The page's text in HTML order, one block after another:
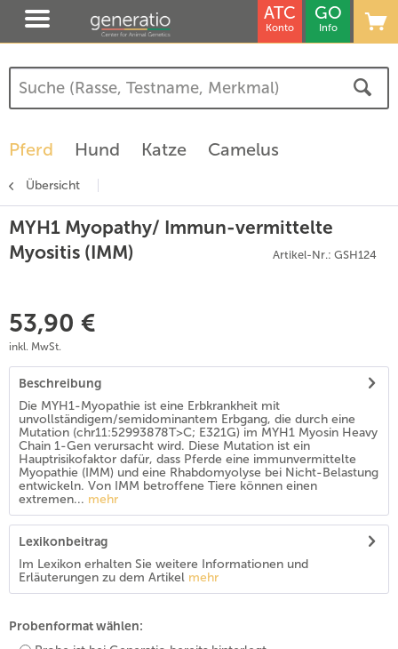
ATC
Konto
GO
Info
Pferd Hund Katze Camelus
Übersicht
MYH1 Myopathy/ Immun-vermittelte
Myositis (IMM)
Artikel-Nr.: GSH124
53,90 €
inkl. MwSt.
Beschreibung
Die MYH1-Myopathie ist eine Erbkrankheit mit
unvollständigem/semidominantem Erbgang, die durch eine
Mutation (chr11:52993878T>C; E321G) im MYH1 Myosin Heavy
Chain 1-Gen verursacht wird. Diese Mutation ist ein
Hauptrisikofaktor dafür, dass Pferde eine immunvermittelte
Myopathie (IMM) und eine Rhabdomyolyse bei Nicht-Belastung
entwickeln. Von IMM betroffene Tiere können einen
extremen... mehr
Lexikonbeitrag
Im Lexikon erhalten Sie weitere Informationen und
Erläuterungen zu dem Artikel mehr
Probenformat wählen: